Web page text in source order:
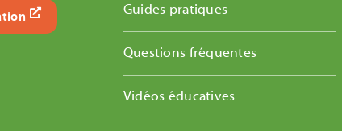
Guides pratiques
Questions fréquentes
Vidéos éducatives